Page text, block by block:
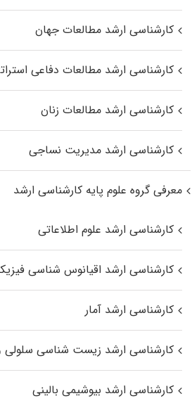
کارشناسی ارشد مطالعات جهان
کارشناسی ارشد مطالعات دفاعی
کارشناسی ارشد مطالعات زنان
کارشناسی ارشد مدیریت نساجی
معرفی گروه علوم پایه کارشناسی ارشد
کارشناسی ارشد علوم اطلاعاتی
کارشناسی ارشد اقیانوس‌ شناسی
کارشناسی ارشد آمار
کارشناسی ارشد زیست شناسی سلولی
کارشناسی ارشد بیوشیمی بالینی